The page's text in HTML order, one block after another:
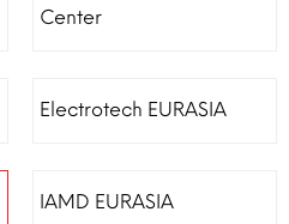
Center
Electrotech EURASIA
IAMD EURASIA